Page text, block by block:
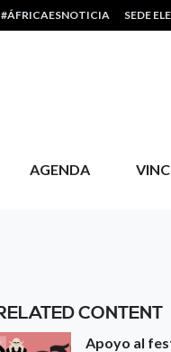
#ÁFRICAESNOTICIA SEDE
AGENDA
CONTENT
Apoyo al